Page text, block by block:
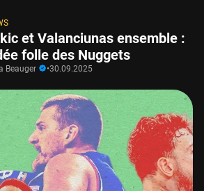
et Valanciunas ensemble :
folle des Nuggets
Beauger •30.09.2025